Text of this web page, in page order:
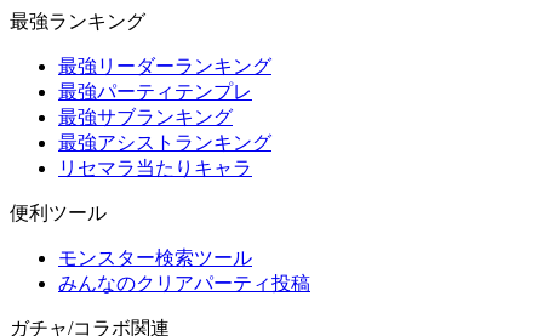
最強ランキング
最強リーダーランキング
最強パーティテンプレ
最強サブランキング
最強アシストランキング
リセマラ当たりキャラ
便利ツール
モンスター検索ツール
みんなのクリアパーティ投稿
ガチャ/コラボ関連